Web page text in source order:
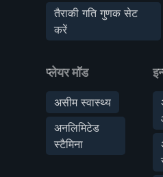
तैराकी गति गुणक सेट
करें
प्लेयर मॉड
असीम स्वास्थ्य
अनलिमिटेड
स्टैमिना